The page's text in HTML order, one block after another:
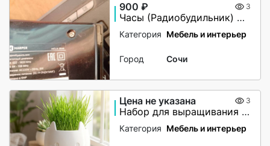
900 ₽ 3
Часы (Радиобудильник) Harper HCLK-2044
Категория Мебель и интерьер
Город Сочи
Цена не указана 3
Набор для выращивания и творчества котик артикул 1300573399
Категория Мебель и интерьер